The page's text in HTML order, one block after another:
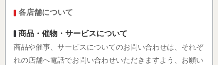
各店舗について
商品・催物・サービスについて
商品や催事、サービスについてのお問い合わせは、それぞ
れの店舗へ電話でお問い合わせいただきますよう、お願い